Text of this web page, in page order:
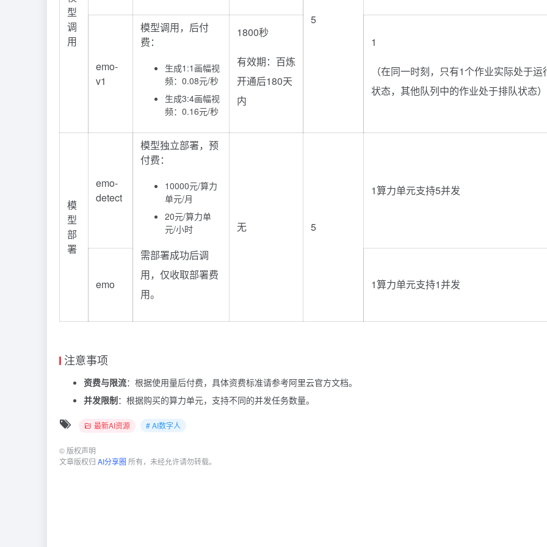
型
调
用
5
emo-
v1
模型调用，后付
费：
生成1:1画幅视
频：0.08元/秒
生成3:4画幅视
频：0.16元/秒
1800秒
有效期：百炼
开通后180天
内
1
（在同一时刻，只有1个作业实际处于运
状态，其他队列中的作业处于排队状态）
模
型
部
署
emo-
detect
模型独立部署，预
付费：
10000元/算力
单元/月
20元/算力单
元/小时
需部署成功后调
用，仅收取部署费
用。
无 5
1算力单元支持5并发
emo 1算力单元支持1并发
注意事项
资费与限流：根据使用量后付费，具体资费标准请参考阿里云官方文档。
并发限制：根据购买的算力单元，支持不同的并发任务数量。
最新AI资源 # AI数字人
© 版权声明
文章版权归 AI分享圈 所有，未经允许请勿转载。